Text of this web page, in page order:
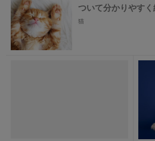
ついて分かりやす
猫